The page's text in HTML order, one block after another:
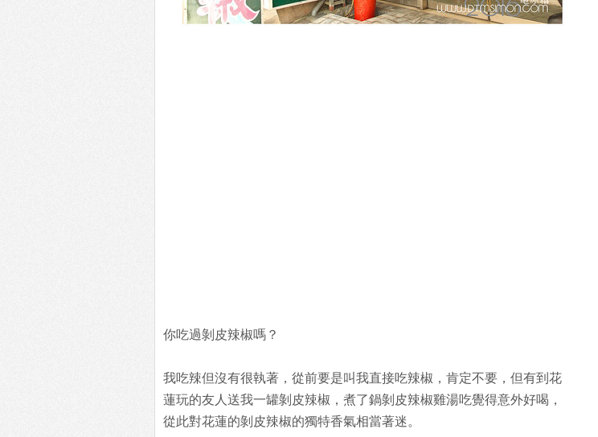
你吃過剝皮辣椒嗎？
我吃辣但沒有很執著，從前要是叫我直接吃辣椒，肯定不要，但有到花
蓮玩的友人送我一罐剝皮辣椒，煮了鍋剝皮辣椒雞湯吃覺得意外好喝，
從此對花蓮的剝皮辣椒的獨特香氣相當著迷。